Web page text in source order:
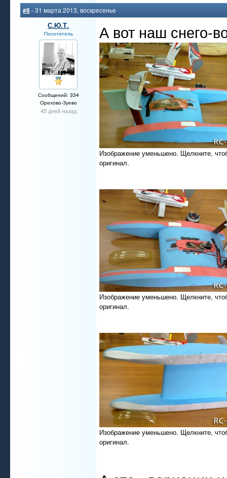
#8- 31 марта 2013, воскресенье
С.Ю.Т.
Посетитель
Сообщений: 334
Орехово-Зуево
45 дней назад
А вот наш снего-
Изображение уменьшено. Щелкните,
оригинал.
Изображение уменьшено. Щелкните,
оригинал.
Изображение уменьшено. Щелкните,
оригинал.